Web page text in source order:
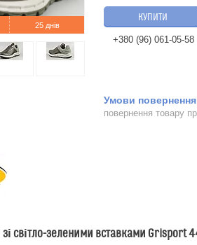
25 днів
КУПИТИ
+380 (96) 061-05-58
повернення товару
зі світло-зеленими вставками Grisport